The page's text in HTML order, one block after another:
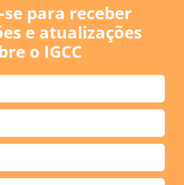
para receber
e atualizações
o IGCC